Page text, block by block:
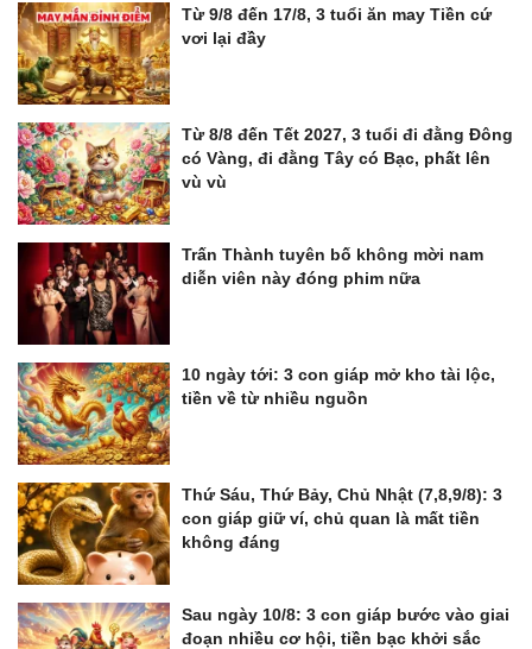
Từ 9/8 đến 17/8, 3 tuổi ăn may Tiền cứ
vơi lại đầy
Từ 8/8 đến Tết 2027, 3 tuổi đi đằng Đông
có Vàng, đi đằng Tây có Bạc, phất lên
vù vù
Trấn Thành tuyên bố không mời nam
diễn viên này đóng phim nữa
10 ngày tới: 3 con giáp mở kho tài lộc,
tiền về từ nhiều nguồn
Thứ Sáu, Thứ Bảy, Chủ Nhật (7,8,9/8): 3
con giáp giữ ví, chủ quan là mất tiền
không đáng
Sau ngày 10/8: 3 con giáp bước vào giai
đoạn nhiều cơ hội, tiền bạc khởi sắc